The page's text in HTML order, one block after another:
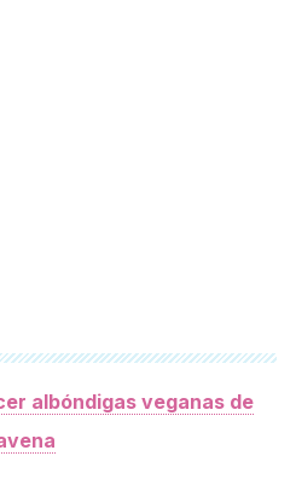
albóndigas veganas de